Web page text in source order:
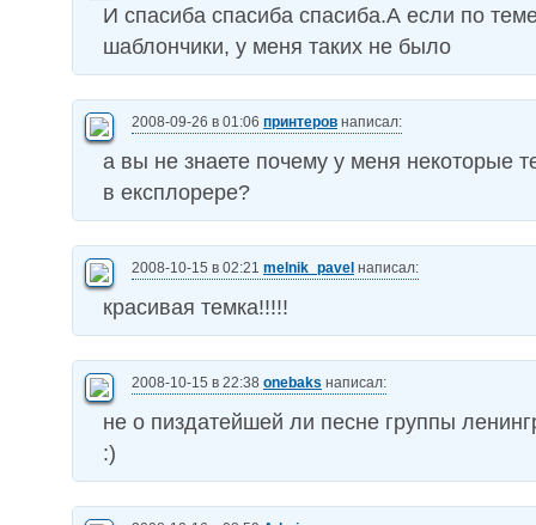
И спасиба спасиба спасиба.А если по
шаблончики, у меня таких не было
2008-09-26 в 01:06 принтеров написал:
а вы не знаете почему у меня некоторые
в експлорере?
2008-10-15 в 02:21 melnik_pavel написал:
красивая темка!!!!!
2008-10-15 в 22:38 onebaks написал:
не о пиздатейшей ли песне группы
:)